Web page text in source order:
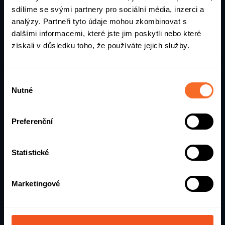
sdílíme se svými partnery pro sociální média, inzerci a
analýzy. Partneři tyto údaje mohou zkombinovat s
dalšími informacemi, které jste jim poskytli nebo které
získali v důsledku toho, že používáte jejich služby.
souhlasu
Nutné
Preferenční
Statistické
Marketingové
Jak to probíhá?
1. konzultace